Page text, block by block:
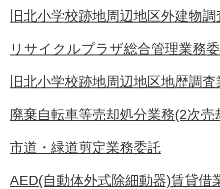
旧北小学校跡地周辺地区外建物
リサイクルプラザ総合管理業務
旧北小学校跡地周辺地区地歴調
廃棄自転車等売却処分業務(2次売
市道・緑道剪定業務委託
AED(自動体外式除細動器)賃貸借